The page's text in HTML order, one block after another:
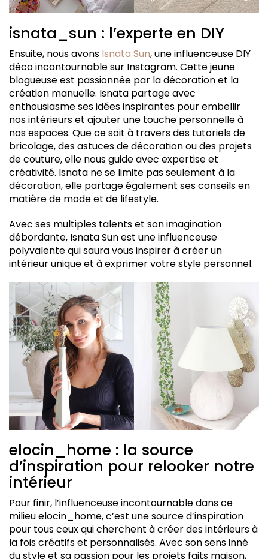
isnata_sun : l’experte en DIY
Ensuite, nous avons Isnata Sun, une influenceuse DIY
déco incontournable sur Instagram. Cette jeune
blogueuse est passionnée par la décoration et la
création manuelle. Isnata partage avec
enthousiasme ses idées inspirantes pour embellir
nos intérieurs et ajouter une touche personnelle à
nos espaces. Que ce soit à travers des tutoriels de
bricolage, des astuces de décoration ou des projets
de couture, elle nous guide avec expertise et
créativité. Isnata ne se limite pas seulement à la
décoration, elle partage également ses conseils en
matière de mode et de lifestyle.
Avec ses multiples talents et son imagination
débordante, Isnata Sun est une influenceuse
polyvalente qui saura vous inspirer à créer un
intérieur unique et à exprimer votre style personnel.
elocin_home : la source
d’inspiration pour relooker notre
intérieur
Pour finir, l’influenceuse incontournable dans ce
milieu elocin_home, c’est une source d’inspiration
pour tous ceux qui cherchent à créer des intérieurs à
la fois créatifs et personnalisés. Avec son sens inné
du style et sa passion pour les projets faits maison,